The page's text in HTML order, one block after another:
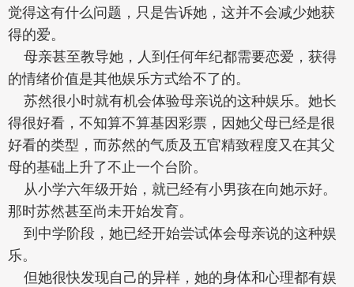
觉得这有什么问题，只是告诉她，这并不会减少她获
得的爱。
母亲甚至教导她，人到任何年纪都需要恋爱，获得
的情绪价值是其他娱乐方式给不了的。
苏然很小时就有机会体验母亲说的这种娱乐。她长
得很好看，不知算不算基因彩票，因她父母已经是很
好看的类型，而苏然的气质及五官精致程度又在其父
母的基础上升了不止一个台阶。
从小学六年级开始，就已经有小男孩在向她示好。
那时苏然甚至尚未开始发育。
到中学阶段，她已经开始尝试体会母亲说的这种娱
乐。
但她很快发现自己的异样，她的身体和心理都有娱